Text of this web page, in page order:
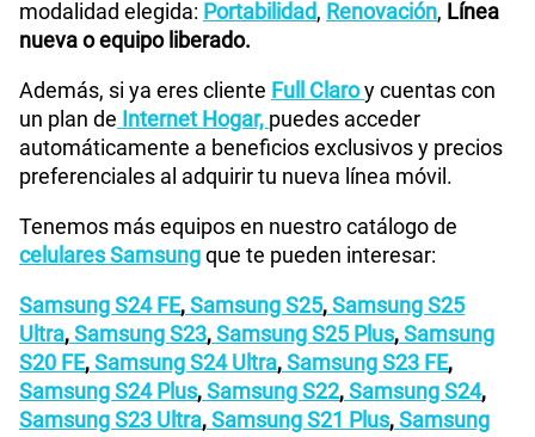
Lector de huella: Sí
Precio del Samsung Galaxy S26 Plus en Perú
El Samsung S26 Plus en Perú se encuentra
disponible enClaroa unprecio especialde
lanzamiento. El costo final dependerá de la
modalidad elegida:
Renovación ,
nueva o equipo liberado.
Además, si ya eres cliente
Full Claro
y cuentas con
un plan deInternet Hogar,puedes acceder
automáticamente a beneficios exclusivos y precios
preferenciales al adquirir tu nueva línea móvil.
Tenemos más equipos en nuestro catálogo de